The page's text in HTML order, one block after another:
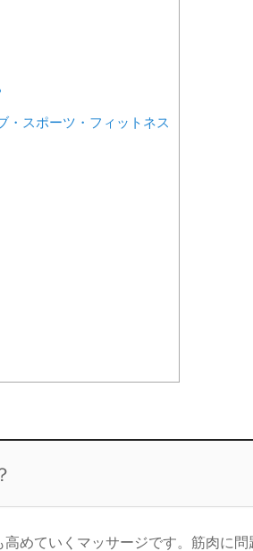
・スポーツ・フィットネス
めていくマッサージです。筋肉に問